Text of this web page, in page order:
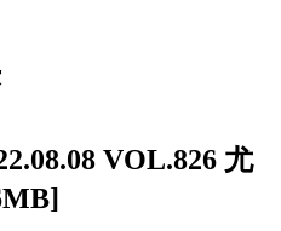
VOL.826 尤